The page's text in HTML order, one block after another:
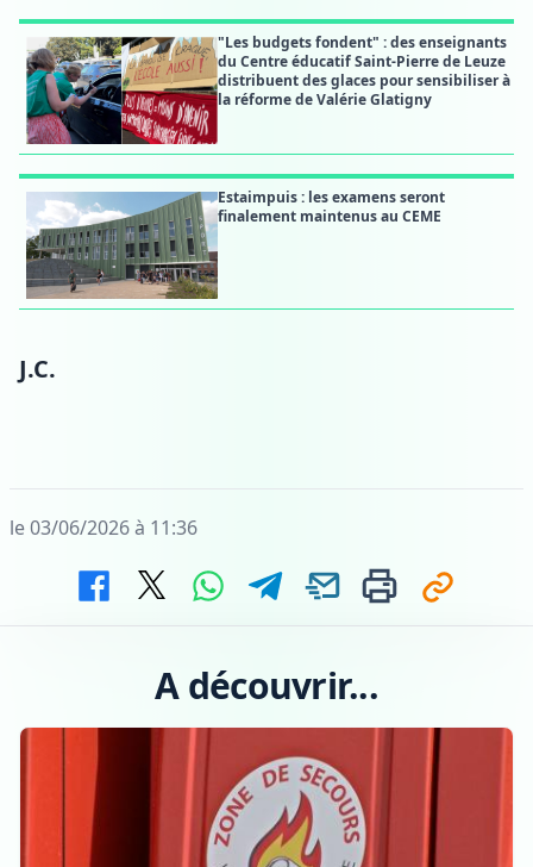
"Les budgets fondent" : des enseignants
du Centre éducatif Saint-Pierre de Leuze
distribuent des glaces pour sensibiliser à
la réforme de Valérie Glatigny
Estaimpuis : les examens seront
finalement maintenus au CEME
J.C.
le 03/06/2026 à 11:36
A découvrir...